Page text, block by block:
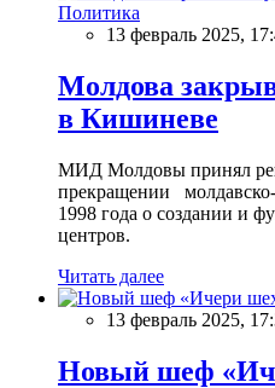
Политика
13 февраль 2025,
Молдова
в Кишиневе
МИД Молдовы принял
прекращении молдавско-
1998 года о создании и
центров.
Читать далее
13 февраль 2025,
Новый шеф